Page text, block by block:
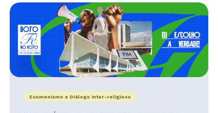
Ecumenismo e Diálogo Inter-religioso